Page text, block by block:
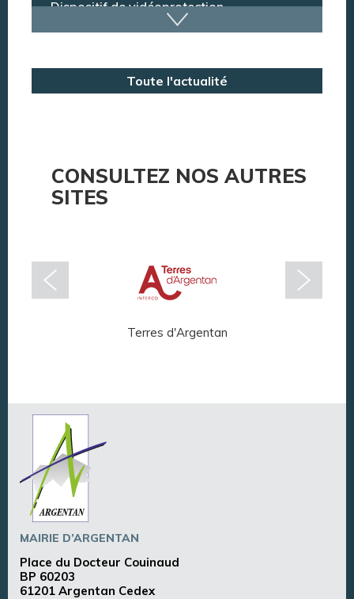
Dispositif de vidéoprotection
Annuaire des services
Toute l'actualité
CONSULTEZ NOS AUTRES
SITES
Terres d'Argentan
MAIRIE D’ARGENTAN
Place du Docteur Couinaud
BP 60203
61201 Argentan Cedex